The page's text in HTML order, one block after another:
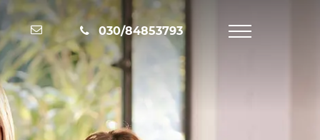
Nachricht schreiben
030/84853793
Navigation